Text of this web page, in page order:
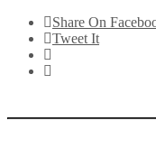
Share On
Tweet It